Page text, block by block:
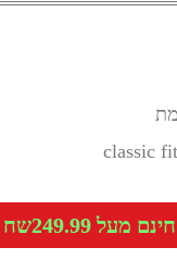
מעל 249.99שח